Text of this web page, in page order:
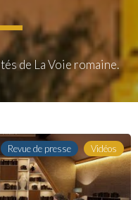
de La Voie romaine.
Revue de presse Vidéos